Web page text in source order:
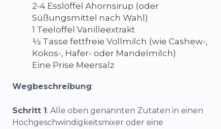
2-4 Esslöffel Ahornsirup (oder
Süßungsmittel nach Wahl)
1 Teelöffel Vanilleextrakt
½ Tasse fettfreie Vollmilch (wie Cashew-,
Kokos-, Hafer- oder Mandelmilch)
Eine Prise Meersalz
Wegbeschreibung:
Schritt 1 : Alle oben genannten Zutaten in einen
Hochgeschwindigkeitsmixer oder eine